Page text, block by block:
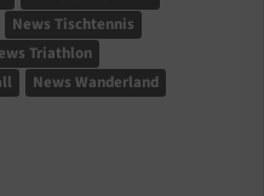
News Tischtennis
Triathlon
News Wanderland